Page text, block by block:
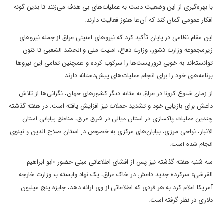
با بهره‌گیری از این وضعیت دست به عملیات‌های بی هدف می‌زنند تا بدین گونه
افکار عمومی گمان کند که آن‌ها هنوز فعالیت دارند.
این مقام نظامی در پایان تأکید کرد که نیروهای امنیتی عراق از جمله نیروهای
زیرمجموعه وزارت کشور، وزارت دفاع، امنیت ملی و الحشد الشعبی تا کنون
توانسته‌اند به خوبی تروریست‌ها را سرکوب کرده و همچنین تمامی این نیروها
برنامه‌های خود را برای انجام عملیات‌های پیش‌دستانه دارند.
از زمان شیوع کرونا در عراق به مثابه دیگر کشورهای جهان، نگرانی‌ها از تلاش
داعش برای بازیابی خود و تشدید حملات نیز افزایش یافته است. در هفته گذشته
چندین عملیات پاکسازی در استان دیالی در شرق عراق، مناطق بیابانی استان
الانبار، نواحی مرزی، بیابان‌های مرکزی به خصوص در استان صلاح الدین و نینوی
انجام شده است.
سه شنبه هفته گذشته نیز پس از افشای اطلاعاتی مبنی حضور «ابو ابراهیم
القرشی» سرکرده جدید داعش در خاک عراق، یک نهاد وابسته به وزارت خارجه
آمریکا اعلام کرد به هر فردی که اطلاعاتی از وی ارائه دهد، جایزه پنج میلیون
دلاری در نظر گرفته است.